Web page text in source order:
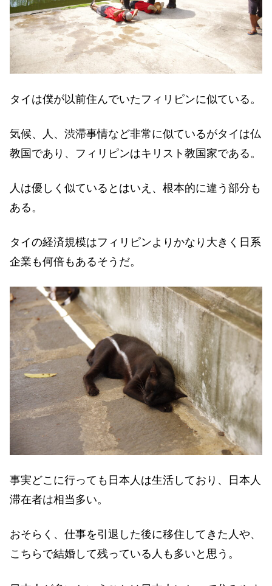
タイは僕が以前住んでいたフィリピンに似ている。
気候、人、渋滞事情など非常に似ているがタイは仏
教国であり、フィリピンはキリスト教国家である。
人は優しく似ているとはいえ、根本的に違う部分も
ある。
タイの経済規模はフィリピンよりかなり大きく日系
企業も何倍もあるそうだ。
事実どこに行っても日本人は生活しており、日本人
滞在者は相当多い。
おそらく、仕事を引退した後に移住してきた人や、
こちらで結婚して残っている人も多いと思う。